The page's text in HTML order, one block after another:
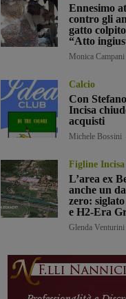
Ennesimo
contro gli
gatto
“Atto
Monica Campani
Calcio
Con
Incisa
acquisti
Michele Bossini
Figline
L’area ex
anche un
zero:
e H2-Era
Glenda Venturini